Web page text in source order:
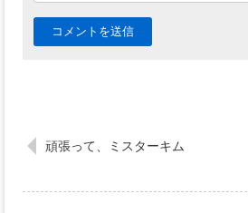
頑張って、ミスターキム